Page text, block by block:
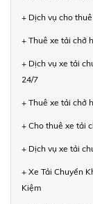
+ Dịch vụ cho
+ Thuê xe tải chở
+ Dịch vụ xe tải
24/7
+ Thuê xe tải chở
+ Cho thuê xe tải
+ Dịch vụ xe tải
+ Xe Tải Chuyển
Kiệm